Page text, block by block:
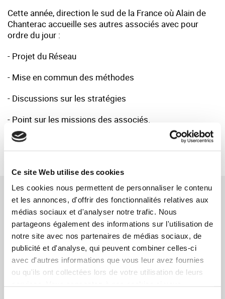
Ce site Web utilise des cookies
Les cookies nous permettent de personnaliser le contenu
et les annonces, d'offrir des fonctionnalités relatives aux
médias sociaux et d'analyser notre trafic. Nous
partageons également des informations sur l'utilisation de
notre site avec nos partenaires de médias sociaux, de
publicité et d'analyse, qui peuvent combiner celles-ci
avec d'autres informations que vous leur avez fournies
ou qu'ils ont collectées lors de votre utilisation de leurs
Cette année, direction le sud de la France où Alain de
Chanterac accueille ses autres associés avec pour
ordre du jour :
- Projet du Réseau
- Mise en commun des méthodes
- Discussions sur les stratégies
- Point sur les missions des associés.
NOS ACTUALITÉS
Toute l'équipe de SYNERCOM FRANCE IDF
vous souhaite une très belle année 2024 !
15/01/2024 EN SAVOIR PLUS
Non-paiement des loyers en période covid